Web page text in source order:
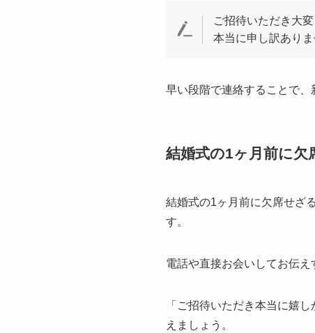
ご招待いただき大
本当に申し訳あり
早い段階で連絡することで、
結婚式の1ヶ月前に欠
結婚式の1ヶ月前に欠席せざ
す。
電話や直接お会いしてお伝え
「ご招待いただき本当に嬉
えましょう。